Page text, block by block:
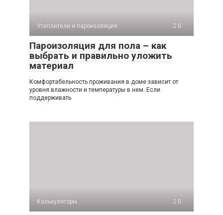
Утеплители и пароизоляция 0
Пароизоляция для пола – как
выбрать и правильно уложить
материал
Комфортабельность проживания в доме зависит от
уровня влажности и температуры в нем. Если
поддерживать
Калькуляторы 0